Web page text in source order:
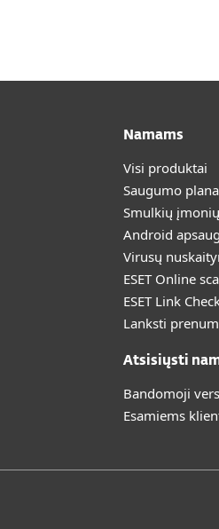
Namams
Visi produktai
Saugumo
Smulkių
Android
Virusų
ESET Online
ESET Link
Lanksti
Atsisiųsti
Bandomoji
Esamiems